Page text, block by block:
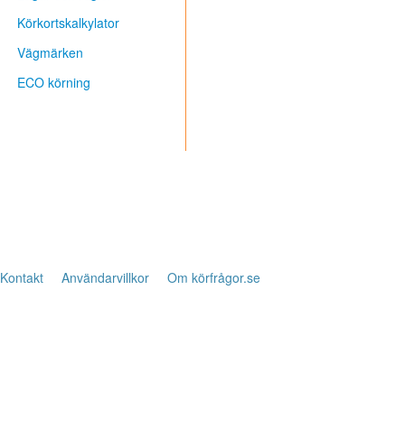
Kontakt Användarvillkor Om körfrågor.se
Körkortskalkylator
Vägmärken
ECO körning